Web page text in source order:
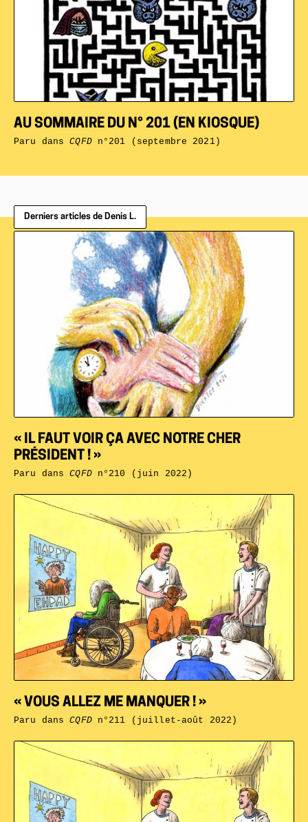
AU SOMMAIRE DU N° 201 (EN KIOSQUE)
Paru dansCQFDn°201 (septembre 2021)
Derniers articles de Denis L.
« VOUS ALLEZ ME MANQUER ! »
Paru dansCQFDn°211 (juillet-août 2022)
« IL FAUT VOIR ÇA AVEC NOTRE CHER
PRÉSIDENT ! »
Paru dansCQFDn°210 (juin 2022)